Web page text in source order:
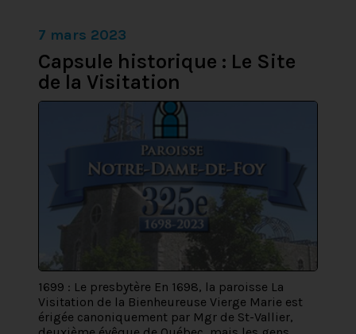
7 mars 2023
Capsule historique : Le Site
de la Visitation
1699 : Le presbytère En 1698, la paroisse La
Visitation de la Bienheureuse Vierge Marie est
érigée canoniquement par Mgr de St-Vallier,